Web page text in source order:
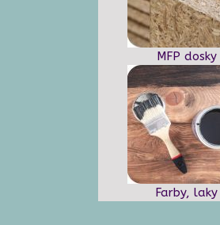
MFP dosky
Farby, laky